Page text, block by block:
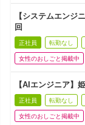
【システムエンジ
回
正社員 転勤なし
女性のおしごと掲載中
【AIエンジニア】
正社員 転勤なし
女性のおしごと掲載中